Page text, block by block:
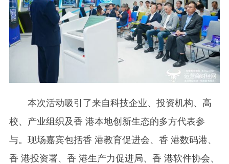
本次活动吸引了来自科技企业、投资机构、高
校、产业组织及香 港本地创新生态的多方代表参
与。现场嘉宾包括香 港教育促进会、香 港数码港、
香 港投资署、香 港生产力促进局、香 港软件协会、